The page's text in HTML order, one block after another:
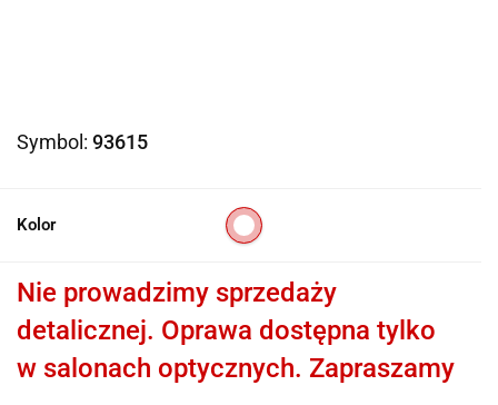
Symbol: 93615
Kolor
Nie prowadzimy sprzedaży
detalicznej. Oprawa dostępna tylko
w salonach optycznych. Zapraszamy